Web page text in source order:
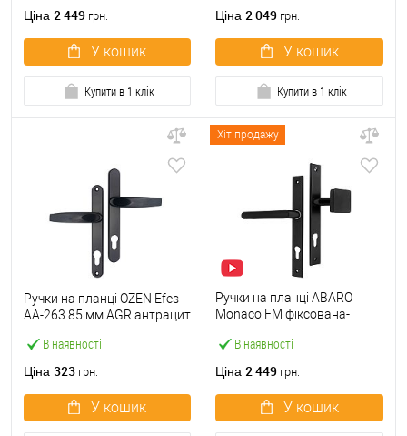
Ціна 2 449 грн.
У кошик
Купити в 1 клік
Ціна 2 049 грн.
У кошик
Купити в 1 клік
В наявності
Ручки на планці OZEN Efes
AA-263 85 мм AGR антрацит
Ціна 323 грн.
У кошик
Хіт продажу
В наявності
Ручки на планці ABARO
Monaco FM фіксована-
Ціна 2 449 грн.
У кошик